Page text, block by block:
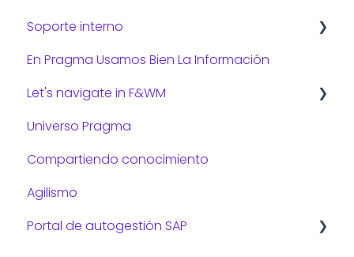
Soporte interno
Consejos de TI
En Pragma Usamos Bien La Información
Let's navigate in F&WM
Preguntas frecuentes:
Gestión administrativa
Gestión de viajes
Universo Pragma
Compartiendo conocimiento
Agilismo
Portal de autogestión SAP